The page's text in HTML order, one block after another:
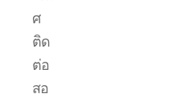
ศ
ติด
ต่อ
สอ